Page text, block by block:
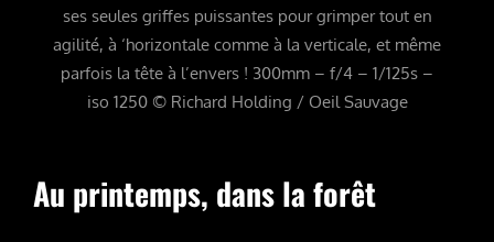
ses seules griffes puissantes pour grimper tout en
agilité, à ‘horizontale comme à la verticale, et même
parfois la tête à l’envers ! 300mm – f/4 – 1/125s –
iso 1250 © Richard Holding / Oeil Sauvage
Au printemps, dans la forêt